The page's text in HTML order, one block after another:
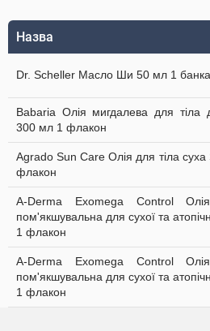
Назва
Dr. Scheller Масло Ши 50 мл 1 банка
Babaria Олія мигдалева для тіла
300 мл 1 флакон
Agrado Sun Care Олія для тіла
флакон
A-Derma Exomega Control
пом'якшувальна для сухої та
1 флакон
A-Derma Exomega Control
пом'якшувальна для сухої та
1 флакон